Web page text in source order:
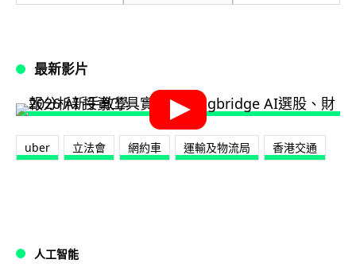
最新影片
uber 立法會 網約車 運輸及物流局 香港交通
人工智能